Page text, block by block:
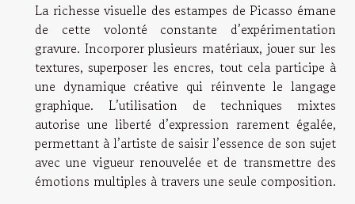
La richesse visuelle des estampes de Picasso émane
de cette volonté constante d’expérimentation
gravure. Incorporer plusieurs matériaux, jouer sur les
textures, superposer les encres, tout cela participe à
une dynamique créative qui réinvente le langage
graphique. L’utilisation de techniques mixtes
autorise une liberté d’expression rarement égalée,
permettant à l’artiste de saisir l’essence de son sujet
avec une vigueur renouvelée et de transmettre des
émotions multiples à travers une seule composition.